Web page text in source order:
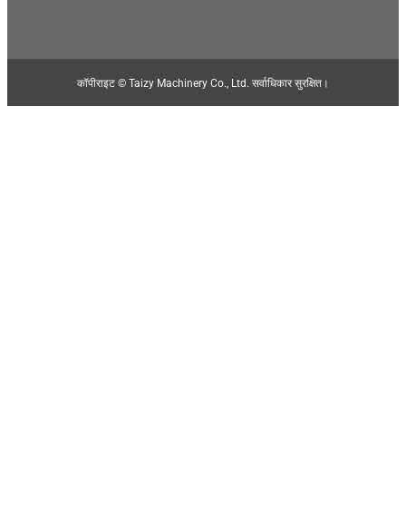
कॉपीराइट © Taizy Machinery Co., Ltd. सर्वाधिकार सुरक्षित।